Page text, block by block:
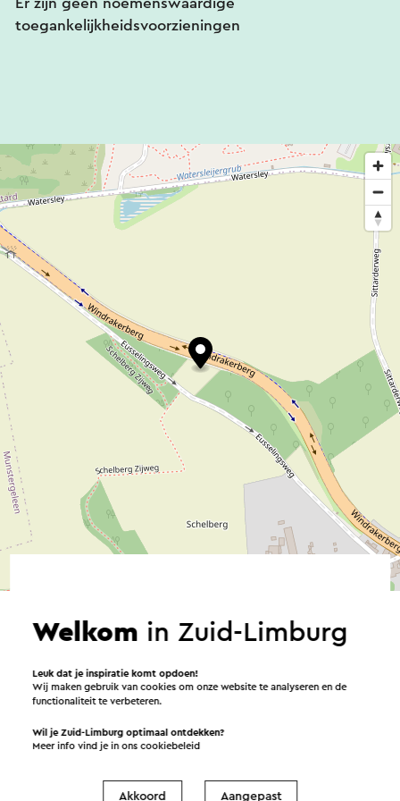
toegankelijkheidsvoorzieningen
Verstuur een e-mail
Verstuur een mail naar Domaine de Winteraecke. Je
Welkom in Zuid-Limburg
Leuk dat je inspiratie komt opdoen!
Wij maken gebruik van cookies om onze website te analyseren en de
functionaliteit te verbeteren.
Wil je Zuid-Limburg optimaal ontdekken?
Meer info vind je in onscookiebeleid
Akkoord Aangepast